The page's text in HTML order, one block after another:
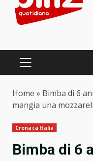
PRIMARY
Home » Bimba di 6
mangia una
Cronaca Italia
Bimba di 6